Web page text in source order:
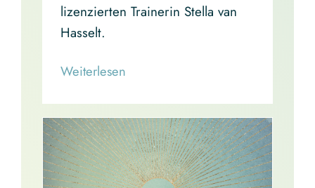
lizenzierten Trainerin Stella van
Hasselt.
Read More